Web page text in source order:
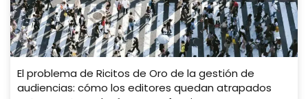
El problema de Ricitos de Oro de la gestión de
audiencias: cómo los editores quedan atrapados